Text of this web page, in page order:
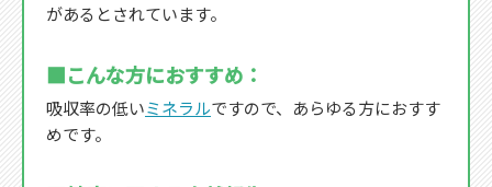
があるとされています。
■こんな方におすすめ：
吸収率の低いミネラルですので、あらゆる方におすす
めです。